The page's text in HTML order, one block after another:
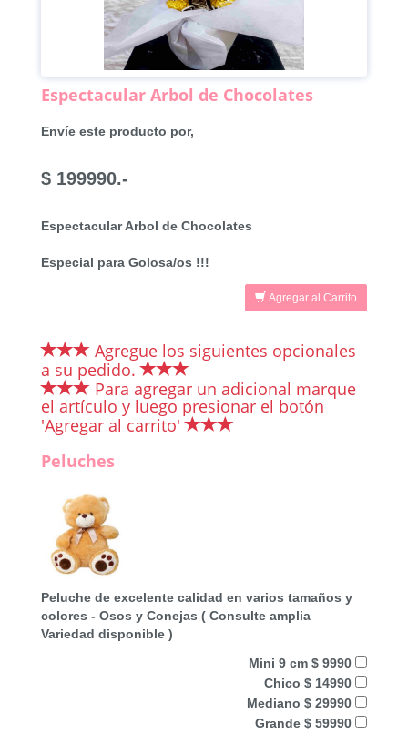
Espectacular Arbol de Chocolates
Envíe este producto por,
$ 199990.-
Espectacular Arbol de Chocolates
Especial para Golosa/os !!!
Agregar al Carrito
Agregue los siguientes opcionales
a su pedido.
Para agregar un adicional marque
el artículo y luego presionar el botón
'Agregar al carrito'
Peluches
Peluche de excelente calidad en varios tamaños y
colores - Osos y Conejas ( Consulte amplia
Variedad disponible )
Mini 9 cm $ 9990
Chico $ 14990
Mediano $ 29990
Grande $ 59990